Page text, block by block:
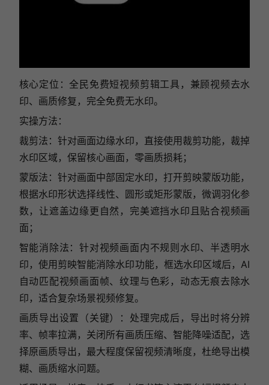
核心定位：全民免费短视频剪辑工具，兼顾视频去水
印、画质修复，完全免费无水印。
实操方法：
裁剪法：针对画面边缘水印，直接使用裁剪功能，裁掉
水印区域，保留核心画面，零画质损耗；
蒙版法：针对画面中部固定水印，打开剪映蒙版功能，
根据水印形状选择线性、圆形或矩形蒙版，微调羽化参
数，让遮盖边缘更自然，完美遮挡水印且贴合视频画
面；
智能消除法：针对视频画面内不规则水印、半透明水
印，使用剪映智能消除水印功能，框选水印区域后，AI
自动匹配视频画面帧、纹理与色彩，动态无痕去除水
印，适合复杂场景视频修复。
画质导出设置（关键）：处理完成后，导出时将分辨
率、帧率拉满，关闭所有画质压缩、智能降噪适配，选
择原画质导出，最大程度保留视频清晰度，杜绝导出模
糊、画质缩水问题。